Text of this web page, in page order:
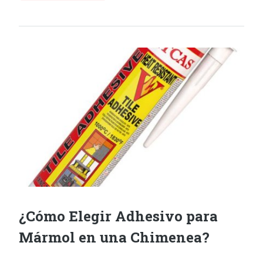
¿Cómo Elegir Adhesivo para
Mármol en una Chimenea?